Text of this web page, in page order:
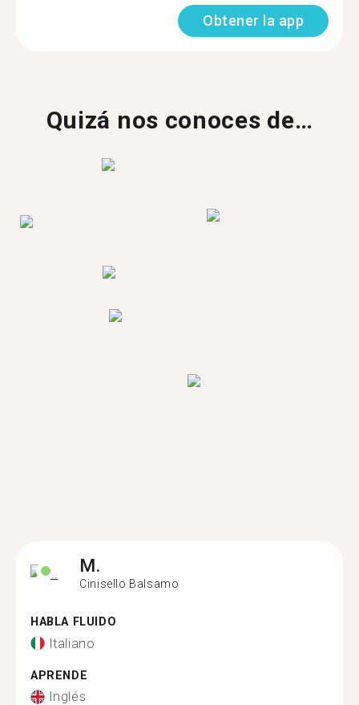
Obtener la app
Quizá nos conoces de…
M.
Cinisello Balsamo
HABLA FLUIDO
Italiano
APRENDE
Inglés